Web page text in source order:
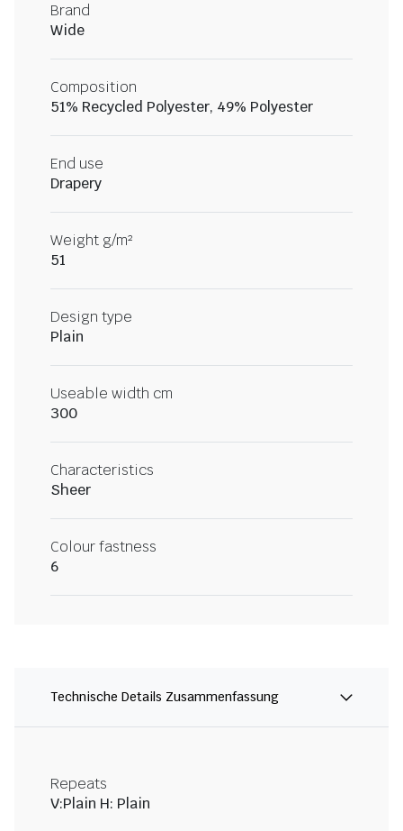
Brand
Wide
Composition
51% Recycled Polyester, 49% Polyester
End use
Drapery
Weight g/m²
51
Design type
Plain
Useable width cm
300
Characteristics
Sheer
Colour fastness
6
Technische Details Zusammenfassung
Repeats
V:Plain H: Plain